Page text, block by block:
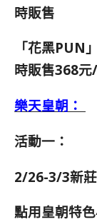
時販售
「花黑PUN
時販售368元
樂天皇朝：
活動一：
2/26-3/3新
點用皇朝特